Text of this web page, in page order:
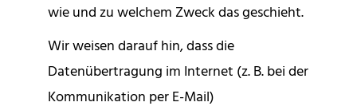
wie und zu welchem Zweck das geschieht.
Wir weisen darauf hin, dass die
Datenübertragung im Internet (z. B. bei der
Kommunikation per E-Mail)